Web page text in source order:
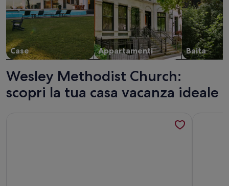
Case Appartamenti Baita
Wesley Methodist Church:
scopri la tua casa vacanza ideale
Maggiori informazioni su Due Dunes - Beach Appartato At